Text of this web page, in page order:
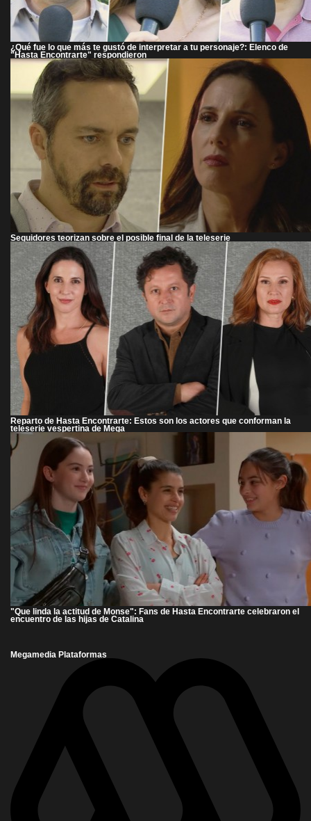
¿Qué fue lo que más te gustó de interpretar a tu personaje?: Elenco de
"Hasta Encontrarte" respondieron
Seguidores teorizan sobre el posible final de la teleserie
Reparto de Hasta Encontrarte: Estos son los actores que conforman la
teleserie vespertina de Mega
"Que linda la actitud de Monse": Fans de Hasta Encontrarte celebraron el
encuentro de las hijas de Catalina
Megamedia Plataformas